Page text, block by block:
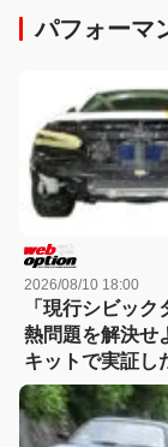
パフォーマ
2026/08/10 18:00
「現行シビック
熱問題を解決せ
キットで実証し
高性能オイルク
力